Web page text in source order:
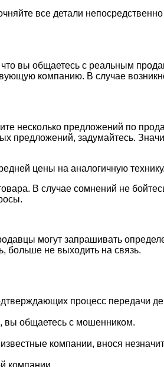
все детали
вы общаетесь с реальным
компанию. В случае
несколько предложений по
предложений, задумайтесь.
цены на аналогичную технику.
В случае сомнений не
могут запрашивать
больше не выходить на связь.
процесс передачи
вы общаетесь с мошенником.
компании, внося
компании